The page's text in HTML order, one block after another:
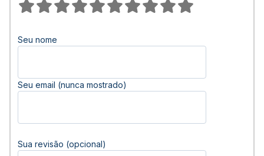
Seu nome
Seu email (nunca mostrado)
Sua revisão (opcional)